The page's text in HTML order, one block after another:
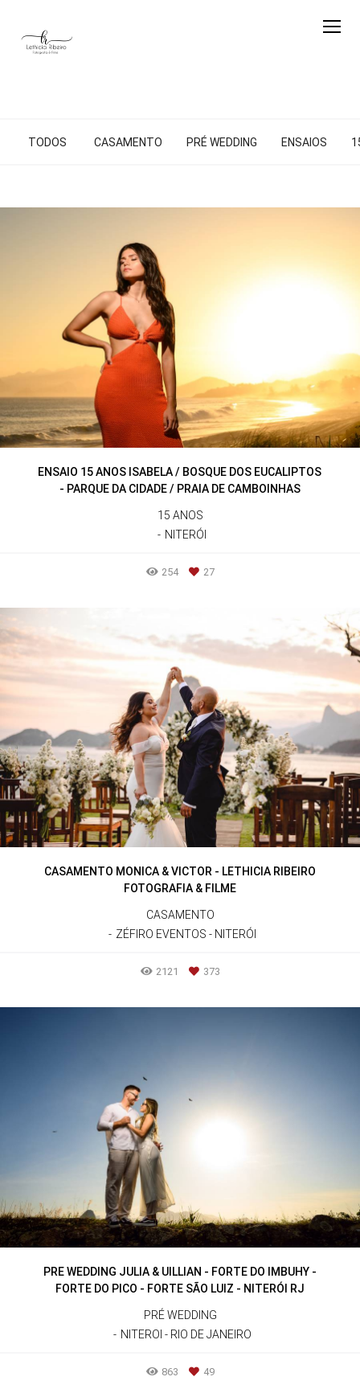
TODOS CASAMENTO PRÉ WEDDING ENSAIOS
ENSAIO 15 ANOS ISABELA / BOSQUE DOS EUCALIPTOS
- PARQUE DA CIDADE / PRAIA DE CAMBOINHAS
15 ANOS
NITERÓI
254 27
CASAMENTO MONICA & VICTOR - LETHICIA RIBEIRO
FOTOGRAFIA & FILME
CASAMENTO
ZÉFIRO EVENTOS - NITERÓI
2121 373
PRE WEDDING JULIA & UILLIAN - FORTE DO IMBUHY -
FORTE DO PICO - FORTE SÃO LUIZ - NITERÓI RJ
PRÉ WEDDING
NITEROI - RIO DE JANEIRO
863 49